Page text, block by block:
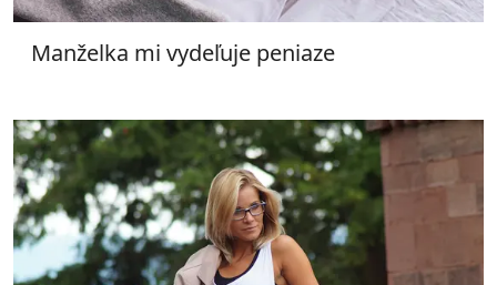
Manželka mi vydeľuje peniaze